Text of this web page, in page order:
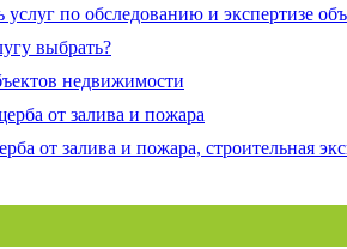
услуг по обследованию и экспертизе
выбрать?
недвижимости
от залива и пожара
от залива и пожара, строительная